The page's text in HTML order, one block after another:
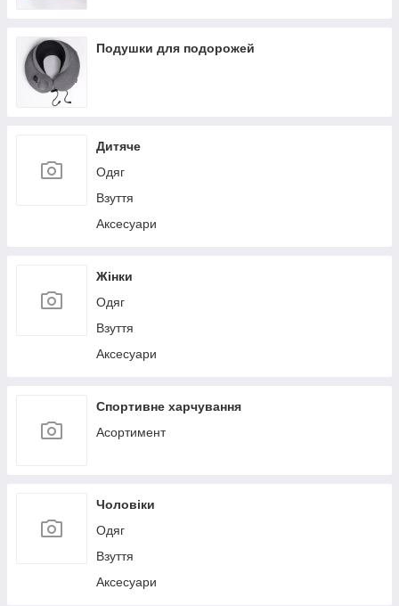
Льодогенератори
Подушки для подорожей
Дитяче
Одяг
Взуття
Аксесуари
Жінки
Одяг
Взуття
Аксесуари
Спортивне харчування
Асортимент
Чоловіки
Одяг
Взуття
Аксесуари